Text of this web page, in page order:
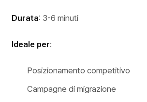
Durata: 3-6 minuti
Ideale per:
Posizionamento competitivo
Campagne di migrazione